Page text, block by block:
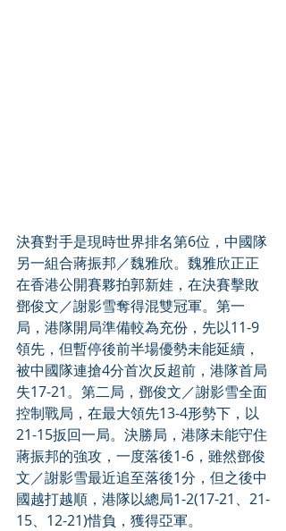
決賽對手是現時世界排名第6位，中國隊
另一組合蔣振邦／魏雅欣。魏雅欣正正
在香港公開賽夥拍郭新娃，在決賽擊敗
鄧俊文／謝影雪奪得混雙冠軍。第一
局，港隊開局準備較為充份，先以11-9
領先，但暫停後前半場優勢未能延續，
被中國隊連搶4分首次反超前，港隊首局
失17-21。第二局，鄧俊文／謝影雪全面
控制戰局，在最大領先13-4形勢下，以
21-15扳回一局。決勝局，港隊未能守住
蔣振邦的強攻，一度落後1-6，雖然鄧俊
文／謝影雪最近追至落後1分，但之後中
國越打越順，港隊以總局1-2(17-21、21-
15、12-21)惜負，獲得亞軍。